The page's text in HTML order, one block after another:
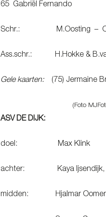
65 Gabriël Fernando
Schr.: M.Oosting –
Ass.schr.: H.Hokke &
Gele kaarten:(75) Jermaine
(Foto
ASV DE DIJK:
doel: Max Klink
achter: Kaya Ijsendijk,
midden: Hjalmar Oomens,